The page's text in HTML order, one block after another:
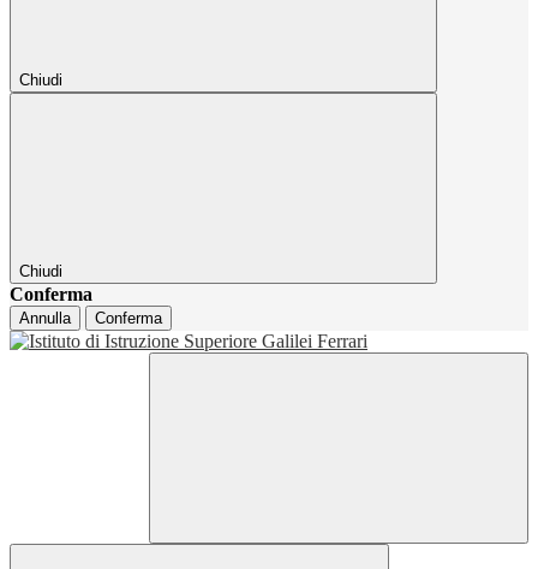
Chiudi
Chiudi
Conferma
Annulla Conferma